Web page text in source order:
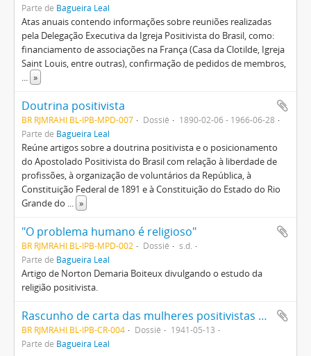
Parte de Bagueira Leal
Atas anuais contendo informações sobre reuniões realizadas
pela Delegação Executiva da Igreja Positivista do Brasil, como:
financiamento de associações na França (Casa da Clotilde, Igreja
Saint Louis, entre outras), confirmação de pedidos de membros,
... »
Doutrina positivista
BR RJMRAHI BL-IPB-MPD-007 Dossiê
1890-02-06 - 1966-06-28
Parte de Bagueira Leal
Reúne artigos sobre a doutrina positivista e o posicionamento
do Apostolado Positivista do Brasil com relação à liberdade de
profissões, à organização de voluntários da República, à
Constituição Federal de 1891 e à Constituição do Estado do Rio
Grande do ... »
"O problema humano é religioso"
BR RJMRAHI BL-IPB-MPD-002 Dossiê
s.d.
Parte de Bagueira Leal
Artigo de Norton Demaria Boiteux divulgando o estudo da
religião positivista.
Rascunho de carta das mulheres positivistas a Eleanor Roosevelt
BR RJMRAHI BL-IPB-CR-004 Dossiê
1941-05-13
Parte de Bagueira Leal